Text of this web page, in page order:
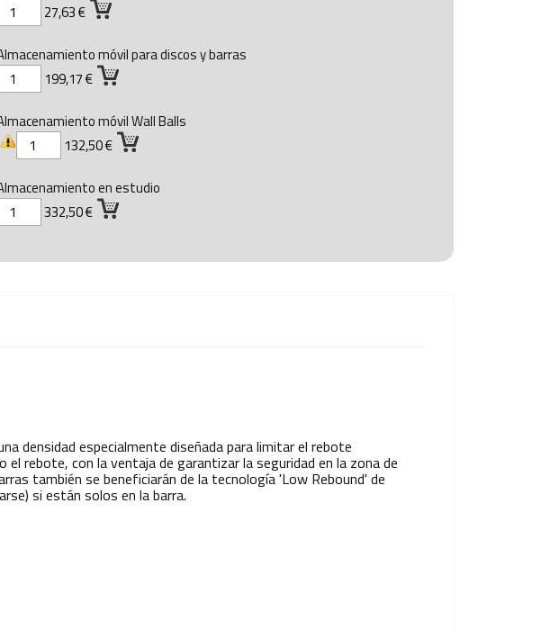
27,63 €
móvil para discos y barras
199,17 €
móvil Wall Balls
132,50 €
en estudio
332,50 €
densidad especialmente diseñada para limitar el rebote
rebote, con la ventaja de garantizar la seguridad en la zona de
también se beneficiarán de la tecnología 'Low Rebound' de
si están solos en la barra.